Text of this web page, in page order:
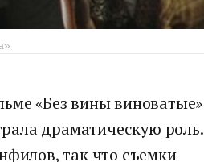
«Без вины виноватые»
драматическую роль.
так что съемки